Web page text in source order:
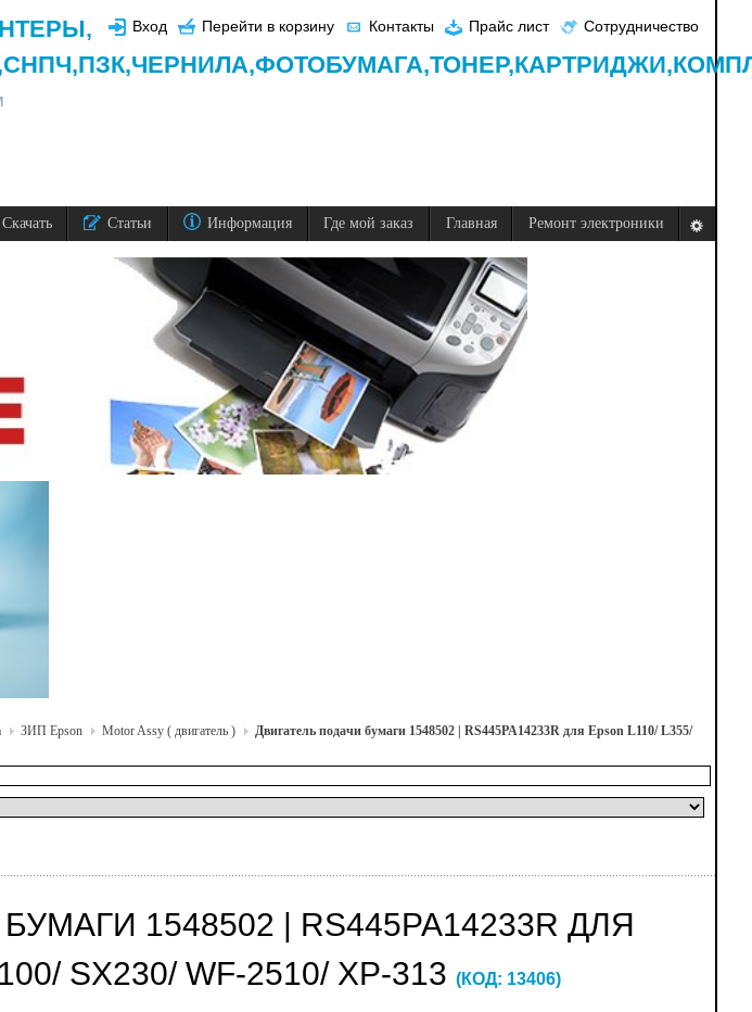
Вход Перейти в корзину Контакты Прайс лист Сотрудничество
,
СНПЧ,ПЗК,ЧЕРНИЛА,ФОТОБУМАГА,ТОНЕР,КАРТРИДЖИ,
Скачать Статьи Информация Где мой заказ Главная Ремонт электроники
ЗИП Epson Motor Assy ( двигатель )
Двигатель подачи бумаги 1548502 | RS445PA14233R для Epson L110/ L355/
1548502 | RS445PA14233R ДЛЯ
SX230/ WF-2510/ XP-313 (КОД: 13406)